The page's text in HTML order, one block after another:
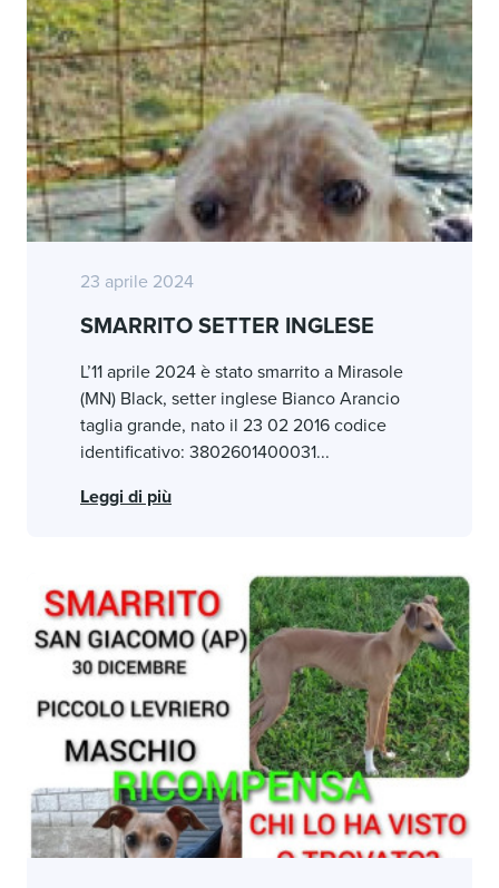
23 aprile 2024
SMARRITO SETTER INGLESE
L’11 aprile 2024 è stato smarrito a Mirasole
(MN) Black, setter inglese Bianco Arancio
taglia grande, nato il 23 02 2016 codice
identificativo: 3802601400031...
Leggi di più